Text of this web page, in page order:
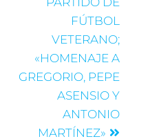
FÚTBOL
VETERANO;
«HOMENAJE A
GREGORIO, PEPE
ASENSIO Y
ANTONIO
MARTÍNEZ»